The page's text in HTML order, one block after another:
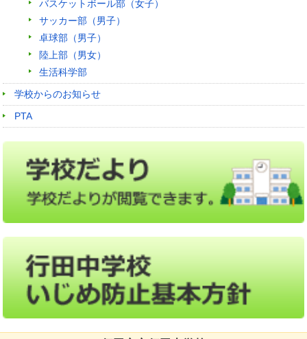
バスケットボール部（女子）
サッカー部（男子）
卓球部（男子）
陸上部（男女）
生活科学部
学校からのお知らせ
PTA